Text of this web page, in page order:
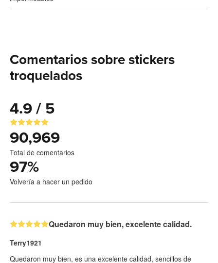
Comentarios sobre stickers
troquelados
4.9 / 5
90,969
Total de comentarios
97%
Volvería a hacer un pedido
Quedaron muy bien, excelente calidad.
Terry1921
Quedaron muy bien, es una excelente calidad, sencillos de